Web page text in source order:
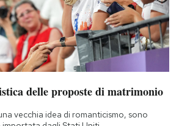
delle proposte di matrimonio
vecchia idea di romanticismo, sono